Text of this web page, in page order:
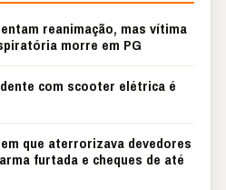
reanimação, mas vítima
morre em PG
com scooter elétrica é
que aterrorizava devedores
furtada e cheques de até